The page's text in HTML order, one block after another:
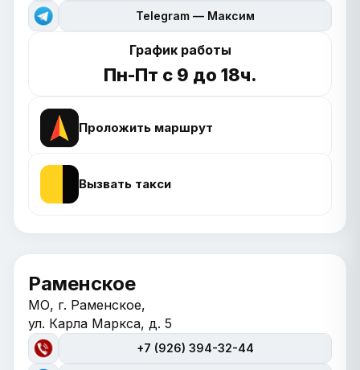
Telegram — Максим
График работы
Пн-Пт с 9 до 18ч.
Проложить маршрут
Вызвать такси
Раменское
МО, г. Раменское,
ул. Карла Маркса, д. 5
+7 (926) 394-32-44